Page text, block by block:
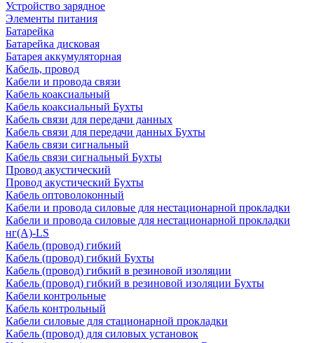
Устройство зарядное
Элементы питания
Батарейка
Батарейка дисковая
Батарея аккумуляторная
Кабель, провод
Кабели и провода связи
Кабель коаксиальный
Кабель коаксиальный Бухты
Кабель связи для передачи данных
Кабель связи для передачи данных Бухты
Кабель связи сигнальный
Кабель связи сигнальный Бухты
Провод акустический
Провод акустический Бухты
Кабель оптоволоконный
Кабели и провода силовые для нестационарной прокладки
Кабели и провода силовые для нестационарной прокладки
нг(А)-LS
Кабель (провод) гибкий
Кабель (провод) гибкий Бухты
Кабель (провод) гибкий в резиновой изоляции
Кабель (провод) гибкий в резиновой изоляции Бухты
Кабели контрольные
Кабель контрольный
Кабели силовые для стационарной прокладки
Кабель (провод) для силовых установок